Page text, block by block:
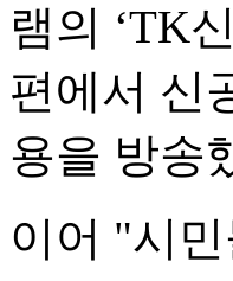
램의 ‘TK
편에서 신
용을 방송
이어 "시